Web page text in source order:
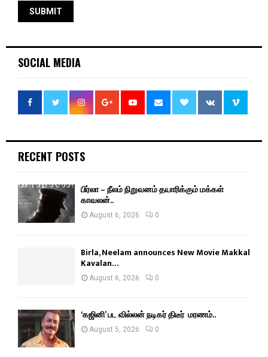
SOCIAL MEDIA
RECENT POSTS
பிர்லா – நீலம் நிறுவனம் தயாரிக்கும் மக்கள்
காவலன்..
August 6, 2026 0
Birla, Neelam announces New Movie Makkal
Kavalan…
August 6, 2026 0
‘கஜினி’ பட வில்லன் நடிகர் திடீர் மரணம்..
August 5, 2026 0